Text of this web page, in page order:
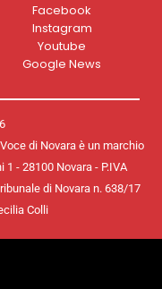
Facebook
Instagram
Youtube
Google News
di Novara è un marchio
1 - 28100 Novara - P.IVA
di Novara n. 638/17
Colli